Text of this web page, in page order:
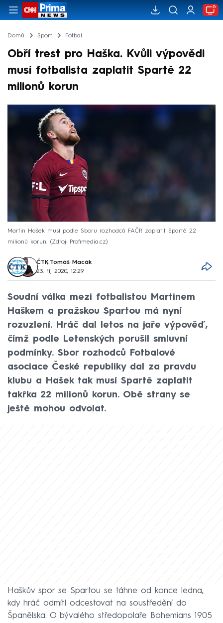
Domů Sport Fotbal
Obří trest pro Haška. Kvůli výpovědi
musí fotbalista zaplatit Spartě 22
milionů korun
Martin Hašek musí podle Sboru rozhodců FAČR zaplatit Spartě 22
milionů korun.
Zdroj: Profimedia.cz
ČTK, Tomáš Macák
23. říj 2020, 12:29
Soudní válka mezi fotbalistou Martinem
Haškem a pražskou Spartou má nyní
rozuzlení. Hráč dal letos na jaře výpověď,
čímž podle Letenských porušil smluvní
podmínky. Sbor rozhodců Fotbalové
asociace České republiky dal za pravdu
klubu a Hašek tak musí Spartě zaplatit
takřka 22 milionů korun. Obě strany se
ještě mohou odvolat.
Haškův spor se Spartou se táhne od konce ledna,
kdy hráč odmítl odcestovat na soustředění do
Španělska. O bývalého středopolaře Bohemians 1905